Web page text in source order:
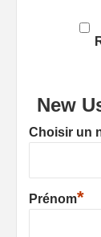
New
Choisir un
Prénom*